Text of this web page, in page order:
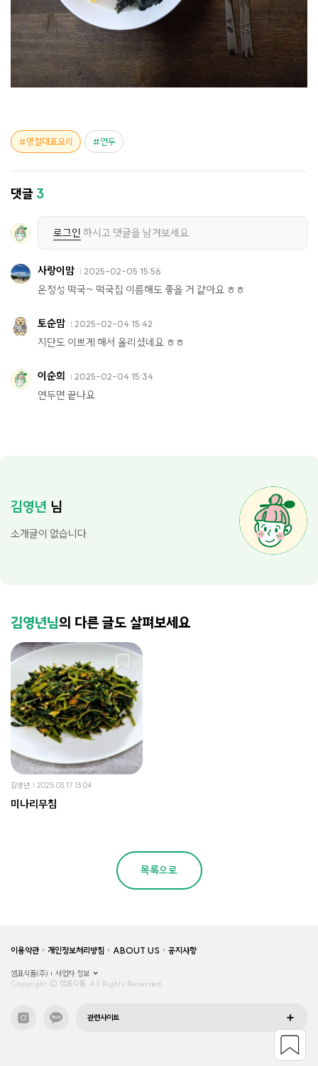
명절대표요리 연두
댓글 3
로그인 하시고 댓글을 남겨보세요.
사랑이맘 2025-02-05 15:56
온정성 떡국~ 떡국집 이름해도 좋을 거 같아요 ㅎㅎ
토순맘 2025-02-04 15:42
지단도 이쁘게 해서 올리셨네요 ㅎㅎ
이순희 2025-02-04 15:34
연두면 끝나요
김영년 님
소개글이 없습니다.
김영년님의 다른 글도 살펴보세요
김영년 2025.03.17 13:04
미나리무침
목록으로
이용약관 개인정보처리방침 ABOUT US 공지사항
샘표식품(주)
사업자 정보
Copyright © 샘표식품, All Rights Reserved.
관련사이트